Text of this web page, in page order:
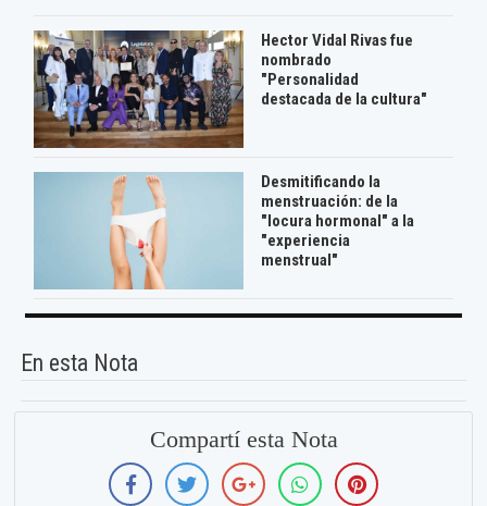
Hector Vidal Rivas fue
nombrado
"Personalidad
destacada de la cultura"
Desmitificando la
menstruación: de la
"locura hormonal" a la
"experiencia
menstrual"
En esta Nota
Compartí esta Nota